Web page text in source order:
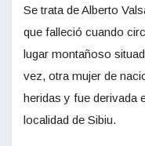
Se trata de Alberto
que falleció cuando
lugar montañoso
vez, otra mujer de
heridas y fue derivada
localidad de Sibiu.